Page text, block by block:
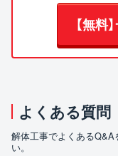
【無料
よくある質問
解体工事でよくある
い。